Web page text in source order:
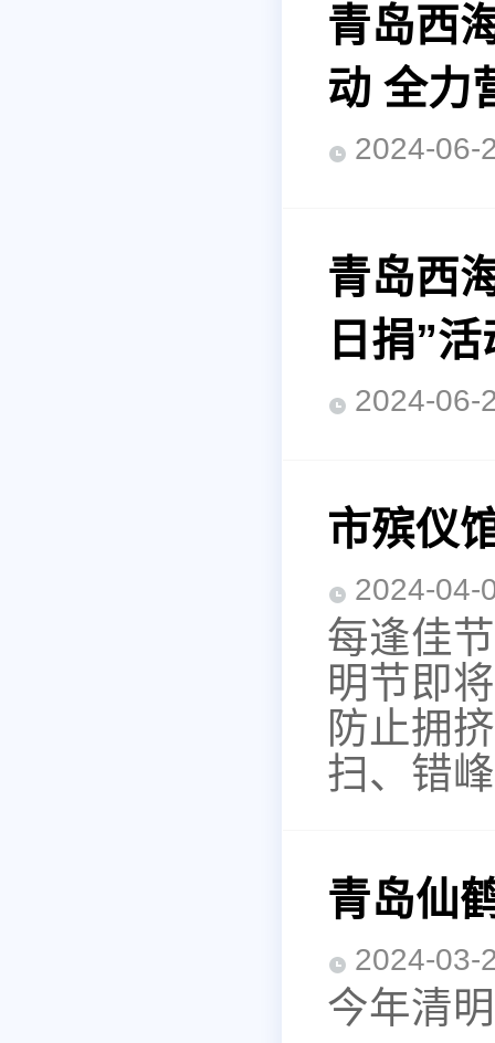
青岛西
动 全力
2024-
青岛西
日捐”活
2024-
市殡仪
2024-
每逢佳
明节即
防止拥
扫、错
青岛仙
2024-
今年清